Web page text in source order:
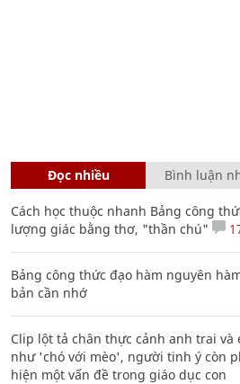
Đọc nhiều Bình luận
Cách học thuộc nhanh Bảng công
lượng giác bằng thơ, "thần chú"
Bảng công thức đạo hàm nguyên
bản cần nhớ
Clip lột tả chân thực cảnh anh trai và
như 'chó với mèo', người tinh ý còn
hiện một vấn đề trong giáo dục con